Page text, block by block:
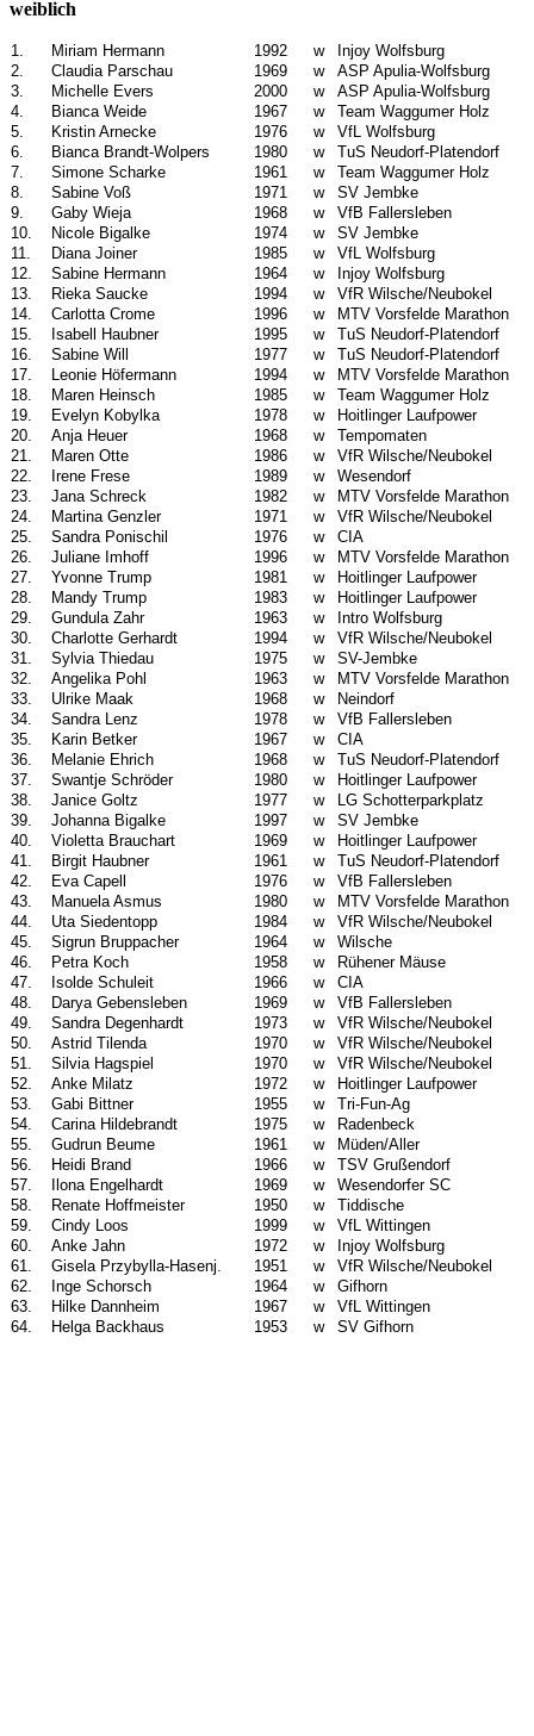
weiblich
1. Miriam Hermann 1992 w
Injoy Wolfsburg
2.
Claudia Parschau 1969 w
ASP Apulia-Wolfsburg
3.
Michelle Evers 2000 w
ASP Apulia-Wolfsburg
4.
Bianca Weide 1967 w
Team Waggumer Holz
5.
Kristin Arnecke 1976 w
VfL Wolfsburg
6.
Bianca Brandt-Wolpers 1980 w
TuS Neudorf-Platendorf
7.
Simone Scharke 1961 w
Team Waggumer Holz
8.
Sabine Voß 1971 w
SV Jembke
9.
Gaby Wieja 1968 w
VfB Fallersleben
10.
Nicole Bigalke 1974 w
SV Jembke
11.
Diana Joiner 1985 w
VfL Wolfsburg
12.
Sabine Hermann 1964 w
Injoy Wolfsburg
13.
Rieka Saucke 1994 w
VfR Wilsche/Neubokel
14.
Carlotta Crome 1996 w
MTV Vorsfelde Marathon
15.
Isabell Haubner 1995 w
TuS Neudorf-Platendorf
16.
Sabine Will 1977 w
TuS Neudorf-Platendorf
17.
Leonie Höfermann 1994 w
MTV Vorsfelde Marathon
18.
Maren Heinsch 1985 w
Team Waggumer Holz
19.
Evelyn Kobylka 1978 w
Hoitlinger Laufpower
20.
Anja Heuer 1968 w
Tempomaten
21.
Maren Otte 1986 w
VfR Wilsche/Neubokel
22.
Irene Frese 1989 w
Wesendorf
23.
Jana Schreck 1982 w
MTV Vorsfelde Marathon
24.
Martina Genzler 1971 w
VfR Wilsche/Neubokel
25.
Sandra Ponischil 1976 w
CIA
26.
Juliane Imhoff 1996 w
MTV Vorsfelde Marathon
27.
Yvonne Trump 1981 w
Hoitlinger Laufpower
28.
Mandy Trump 1983 w
Hoitlinger Laufpower
29.
Gundula Zahr 1963 w
Intro Wolfsburg
30.
Charlotte Gerhardt 1994 w
VfR Wilsche/Neubokel
31.
Sylvia Thiedau 1975 w
SV-Jembke
32.
Angelika Pohl 1963 w
MTV Vorsfelde Marathon
33.
Ulrike Maak 1968 w
Neindorf
34.
Sandra Lenz 1978 w
VfB Fallersleben
35.
Karin Betker 1967 w
CIA
36.
Melanie Ehrich 1968 w
TuS Neudorf-Platendorf
37.
Swantje Schröder 1980 w
Hoitlinger Laufpower
38.
Janice Goltz 1977 w
LG Schotterparkplatz
39.
Johanna Bigalke 1997 w
SV Jembke
40.
Violetta Brauchart 1969 w
Hoitlinger Laufpower
41.
Birgit Haubner 1961 w
TuS Neudorf-Platendorf
42.
Eva Capell 1976 w
VfB Fallersleben
43.
Manuela Asmus 1980 w
MTV Vorsfelde Marathon
44.
Uta Siedentopp 1984 w
VfR Wilsche/Neubokel
45.
Sigrun Bruppacher 1964 w
Wilsche
46.
Petra Koch 1958 w
Rühener Mäuse
47.
Isolde Schuleit 1966 w
CIA
48.
Darya Gebensleben 1969 w
VfB Fallersleben
49.
Sandra Degenhardt 1973 w
VfR Wilsche/Neubokel
50.
Astrid Tilenda 1970 w
VfR Wilsche/Neubokel
51.
Silvia Hagspiel 1970 w
VfR Wilsche/Neubokel
52.
Anke Milatz 1972 w
Hoitlinger Laufpower
53.
Gabi Bittner 1955 w
Tri-Fun-Ag
54.
Carina Hildebrandt 1975 w
Radenbeck
55.
Gudrun Beume 1961 w
Müden/Aller
56.
Heidi Brand 1966 w
TSV Grußendorf
57.
Ilona Engelhardt 1969 w
Wesendorfer SC
58.
Renate Hoffmeister 1950 w
Tiddische
59.
Cindy Loos 1999 w
VfL Wittingen
60.
Anke Jahn 1972 w
Injoy Wolfsburg
61.
Gisela Przybylla-Hasenj. 1951 w
VfR Wilsche/Neubokel
62.
Inge Schorsch 1964 w
Gifhorn
63.
Hilke Dannheim 1967 w
VfL Wittingen
64.
Helga Backhaus 1953 w SV Gifhorn